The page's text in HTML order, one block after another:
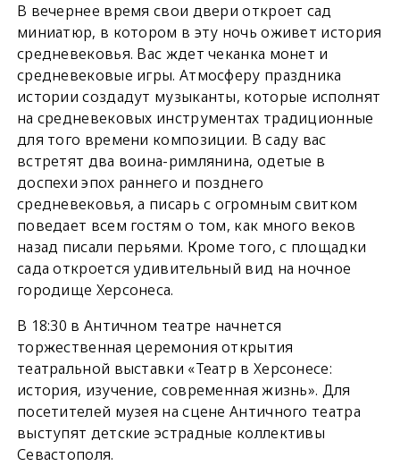
В вечернее время свои двери откроет сад
миниатюр, в котором в эту ночь оживет история
средневековья. Вас ждет чеканка монет и
средневековые игры. Атмосферу праздника
истории создадут музыканты, которые исполнят
на средневековых инструментах традиционные
для того времени композиции. В саду вас
встретят два воина-римлянина, одетые в
доспехи эпох раннего и позднего
средневековья, а писарь с огромным свитком
поведает всем гостям о том, как много веков
назад писали перьями. Кроме того, с площадки
сада откроется удивительный вид на ночное
городище Херсонеса.
В 18:30 в Античном театре начнется
торжественная церемония открытия
театральной выставки «Театр в Херсонесе:
история, изучение, современная жизнь». Для
посетителей музея на сцене Античного театра
выступят детские эстрадные коллективы
Севастополя.